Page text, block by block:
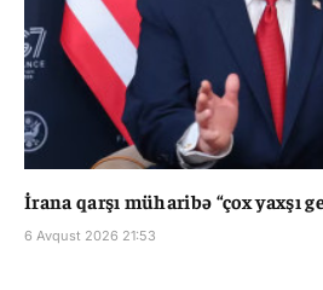
İrana qarşı müharibə “çox yaxşı
6 Avqust 2026 21:53